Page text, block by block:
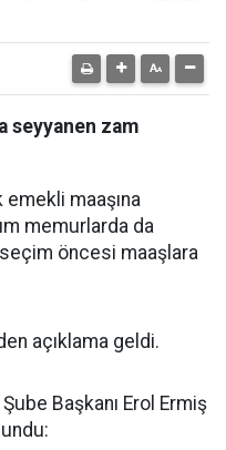
seyyanen zam
maaşına
memurlarda da
öncesi maaşlara
açıklama geldi.
Başkanı Erol Ermiş